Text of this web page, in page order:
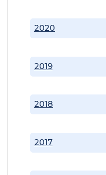
2017
2018
2019
2020